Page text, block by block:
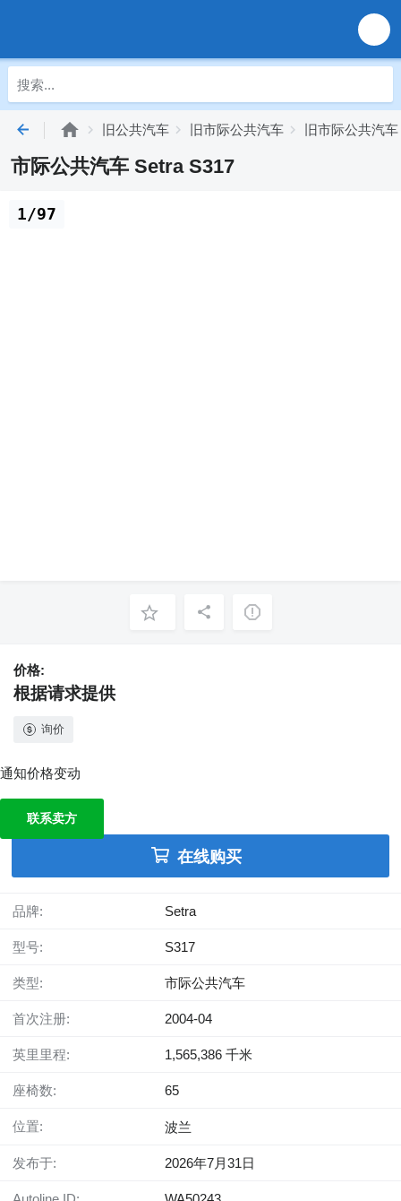
旧公共汽车 旧市际公共汽车 旧市际公共汽
市际公共汽车 Setra S317
1/97
价格:
根据请求提供
询价
通知价格变动
联系卖方
在线购买
品牌: Setra
型号: S317
类型: 市际公共汽车
首次注册: 2004-04
英里里程: 1,565,386 千米
座椅数: 65
位置: 波兰
发布于: 2026年7月31日